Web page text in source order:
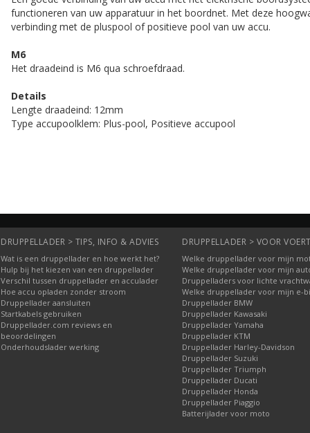
functioneren van uw apparatuur in het boordnet. Met deze
verbinding met de pluspool of positieve pool van uw accu.
M6
Het draadeind is M6 qua schroefdraad.
Details
Lengte draadeind: 12mm
Type accupoolklem: Plus-pool, Positieve accupool
DRUPPELLADER > TIPS, INFO & ADVIES
Wat is een druppellader en hoe werkt het?
Hulp bij het kiezen van een druppellader
Verschil tussen druppellader en acculader
Hoe accu opladen zonder stroom
Druppellader aansluiten
Startkabels gebruiken
Druppellader.com reviews en
beoordelingen
Onderhoudslader werking
DRUPPELLADER > VOOR
Welke druppellader voor mijn
Welke druppellader voor mijn
Druppelladers voor lichte
Welke druppellader voor mijn e-
Druppellader BMW
Druppellader Kawasaki
Druppellader Yamaha
Druppellader KTM
Druppellader Harley-Davidson
Druppellader Suzuki
Druppellader Triumph
Druppellader Ducati
Druppellader Honda
Druppellader Piaggio
Batterijlader voor moto